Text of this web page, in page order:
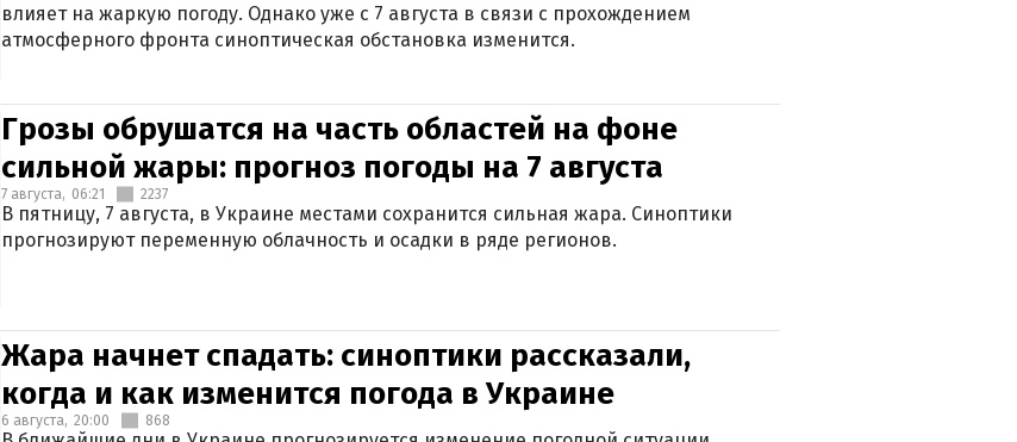
влияет на жаркую погоду. Однако уже с 7 августа в связи с прохождением
атмосферного фронта синоптическая обстановка изменится.
Грозы обрушатся на часть областей на фоне
сильной жары: прогноз погоды на 7 августа
7 августа, 06:21 2237
В пятницу, 7 августа, в Украине местами сохранится сильная жара. Синоптики
прогнозируют переменную облачность и осадки в ряде регионов.
Жара начнет спадать: синоптики рассказали,
когда и как изменится погода в Украине
6 августа, 20:00 868